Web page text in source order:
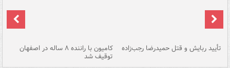
تأیید ربایش و قتل حمیدرضا رجب‌زاده کامیون با راننده ۸ ساله در اصفهان
توقیف شد